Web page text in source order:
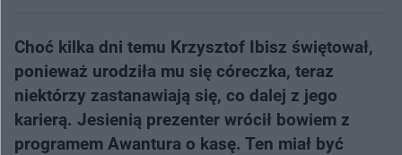
Choć kilka dni temu Krzysztof Ibisz świętował,
ponieważ urodziła mu się córeczka, teraz
niektórzy zastanawiają się, co dalej z jego
karierą. Jesienią prezenter wrócił bowiem z
programem Awantura o kasę. Ten miał być